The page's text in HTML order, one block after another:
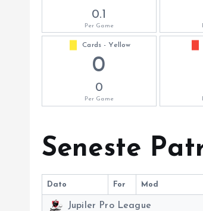
0.1
Per Game
Cards - Yellow
0
0
Per Game
Seneste
Dato For Mod
Jupiler Pro League